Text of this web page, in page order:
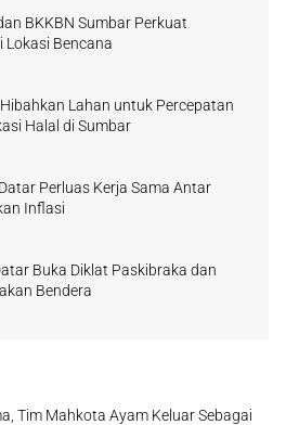
BKKBN Sumbar Perkuat
Lokasi Bencana
Lahan untuk Percepatan
Halal di Sumbar
Perluas Kerja Sama Antar
Inflasi
Buka Diklat Paskibraka dan
Bendera
Tim Mahkota Ayam Keluar Sebagai